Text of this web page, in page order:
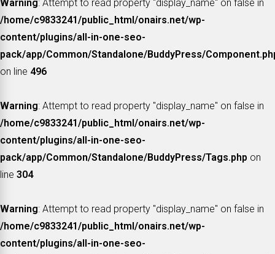
Warning: Attempt to read property "display_name" on false in
/home/c9833241/public_html/onairs.net/wp-
content/plugins/all-in-one-seo-
pack/app/Common/Standalone/BuddyPress/
on line 496
Warning: Attempt to read property "display_name" on false in
/home/c9833241/public_html/onairs.net/wp-
content/plugins/all-in-one-seo-
pack/app/Common/Standalone/BuddyPress/Tags.php on
line 304
Warning: Attempt to read property "display_name" on false in
/home/c9833241/public_html/onairs.net/wp-
content/plugins/all-in-one-seo-